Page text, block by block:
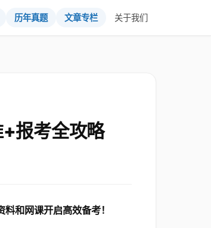
历年真题 文章专栏 关于我们
报考全攻略
和网课开启高效备考！